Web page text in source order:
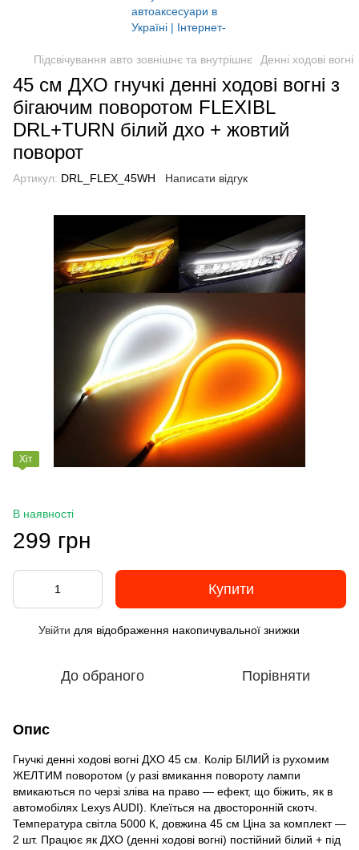
Підсвічування авто зовнішнє та внутрішнє Денні ходові вогні
45 см ДХО гнучкі денні ходові вогні з
бігаючим поворотом FLEXIBL
DRL+TURN білий дхо + жовтий
поворот
Артикул: DRL_FLEX_45WH Написати відгук
Хіт
В наявності
299 грн
Купити
Увійти для відображення накопичувальної знижки
До обраного Порівняти
Опис
Гнучкі денні ходові вогні ДХО 45 см. Колір БІЛИЙ із рухомим
ЖЕЛТИМ поворотом (у разі вмикання повороту лампи
вмикаються по черзі зліва на право — ефект, що біжить, як в
автомобілях Lexys AUDI). Клеїться на двосторонній скотч.
Температура світла 5000 К, довжина 45 см Ціна за комплект —
2 шт. Працює як ДХО (денні ходові вогні) постійний білий + під